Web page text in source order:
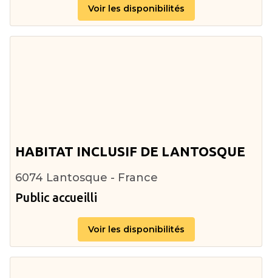
Voir les disponibilités
HABITAT INCLUSIF DE LANTOSQUE
6074 Lantosque - France
Public accueilli
Voir les disponibilités